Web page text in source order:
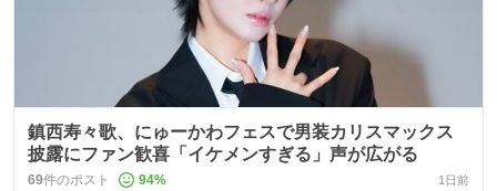
鎮西寿々歌、にゅーかわフェスで男装カリスマックス
披露にファン歓喜「イケメンすぎる」声が広がる
69件のポスト 94% 1日前